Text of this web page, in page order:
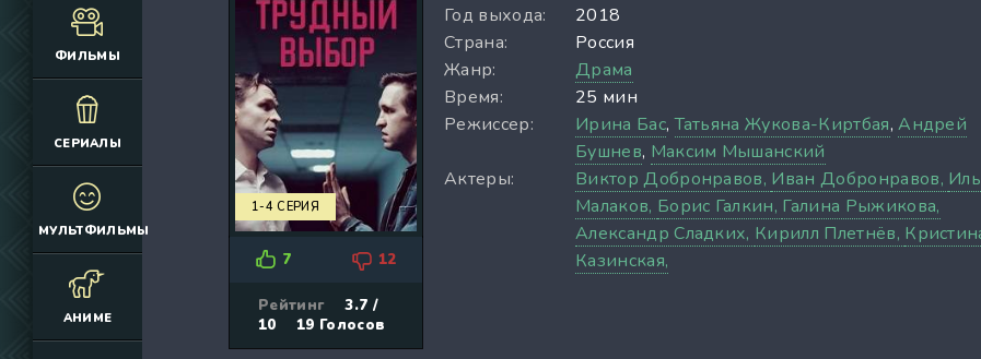
ФИЛЬМЫ
(12925)
(4392)
(6692)
(2645)
(2752)
(2164)
(10686)
(7063)
(3006)
(308)
(4415)
СЕРИАЛЫ
(3076)
(2166)
(660)
(324)
(884)
(12174)
(335)
МУЛЬТФИЛЬМЫ
АНИМЕ
1-4 СЕРИЯ
7 12
Рейтинг
3.7 /
10
19 Голосов
Год выхода:
2018
Страна:
Россия
Жанр:
Драма
Время:
25 мин
Режиссер:
Ирина Бас,Татьяна Жукова-Киртбая,Андрей
Бушнев, Максим Мышанский
Актеры:
Виктор Добронравов, Иван Добронравов,
Малаков, Борис Галкин, Галина Рыжикова,
Александр Сладких, Кирилл Плетнёв,
Казинская,